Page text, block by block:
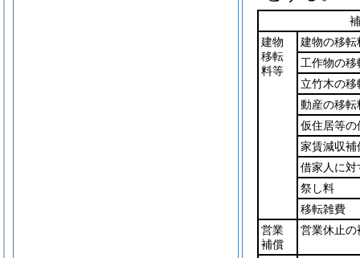
建物
移転
料等
建物の移転
工作物の移
立竹木の移
動産の移転
仮住居等の
家賃減収補
借家人に対
祭し料
移転雑費
営業
補償
営業休止の